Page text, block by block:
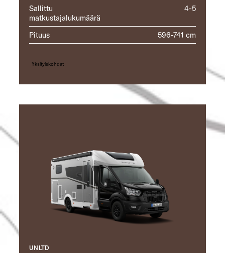
Sallittu
matkustajalukumäärä
4-5
Pituus 596-741 cm
Yksityiskohdat
UNLTD